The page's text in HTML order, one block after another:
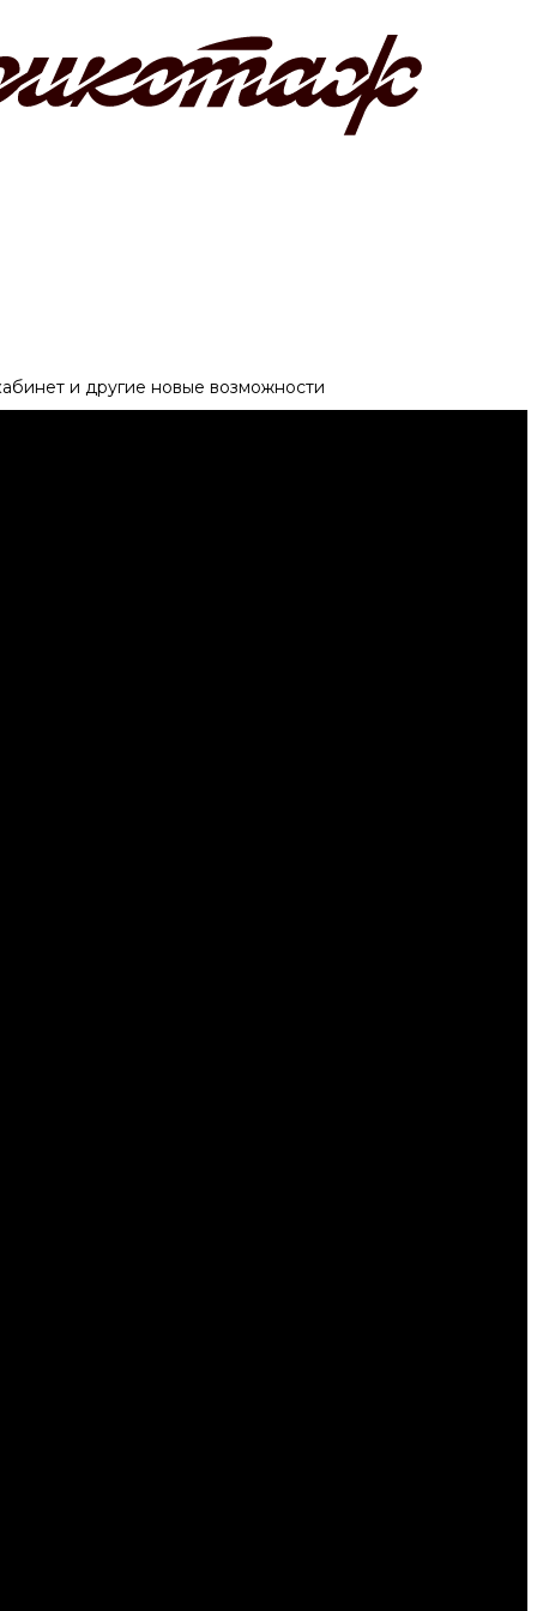
и другие новые возможности